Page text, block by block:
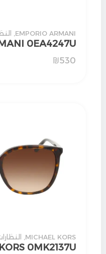
EMPORIO ARMANI
0EA4247U
₪530
MICHAEL KORS
0MK2137U